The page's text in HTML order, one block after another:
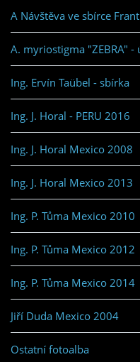
A Návštěva ve sbírce
A. myriostigma "ZEBRA" -
Ing. Ervín Taübel - sbírka
Ing. J. Horal - PERU 2016
Ing. J. Horal Mexico 2008
Ing. J. Horal Mexico 2013
Ing. P. Tůma Mexico 2010
Ing. P. Tůma Mexico 2012
Ing. P. Tůma Mexico 2014
Jiří Duda Mexico 2004
Ostatní fotoalba